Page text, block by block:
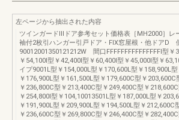
左ページから抽出された内容
ツインガードⅢドア参考セット価格表［MH2000］レ
袖付2枚引ハンガー引戸ドア・FIX窓屋根・他ドアD
90012001350121212W 間口FFFFFFFFFFFFFFFI型￥
￥54,100I型￥42,400I型￥60,400I型￥45,000I型￥
イプ9001L型￥154,000L型￥170,600L型￥158,900L型
￥176,900L型￥161,500L型￥179,600C型￥203,600C
￥236,800C型￥213,400C型￥249,400C型￥
￥254,800I型￥104,10013501L型￥187,000L型￥
￥191,900L型￥209,900L型￥194,500L型￥212,600C
￥236,600C型￥269,800C型￥246,400C型￥